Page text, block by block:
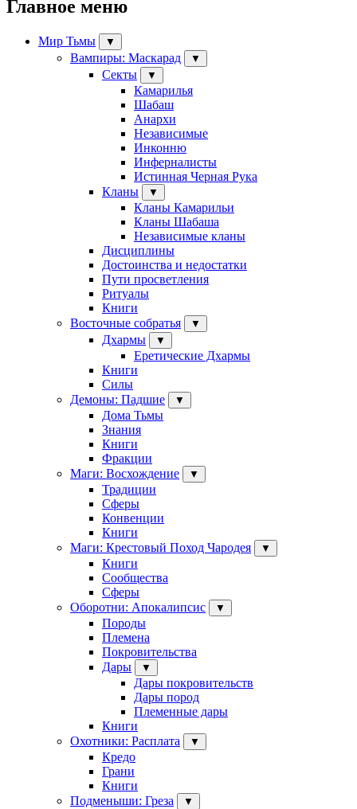
Главное меню
Мир Тьмы ▼
Вампиры: Маскарад ▼
Секты ▼
Камарилья
Шабаш
Анархи
Независимые
Инконню
Инферналисты
Истинная Черная Рука
Кланы
▼
Кланы Камарильи
Кланы Шабаша
Независимые кланы
Дисциплины
Достоинства и недостатки
Пути просветления
Ритуалы
Книги
Восточные собратья
▼
Дхармы ▼
Еретические Дхармы
Книги
Силы
Демоны: Падшие
▼
Дома Тьмы
Знания
Книги
Фракции
Маги: Восхождение
▼
Традиции
Сферы
Конвенции
Книги
Маги: Крестовый Поход Чародея
▼
Книги
Сообщества
Сферы
Оборотни: Апокалипсис
▼
Породы
Племена
Покровительства
Дары
▼
Дары покровительств
Дары пород
Племенные дары
Книги
Охотники: Расплата
▼
Кредо
Грани
Книги
Подменыши: Греза
▼